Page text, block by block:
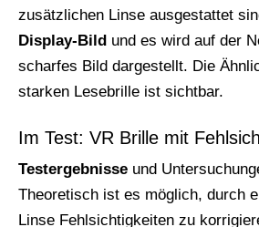
zusätzlichen Linse ausgestattet
Display-Bild und es wird auf der
scharfes Bild dargestellt. Die
starken Lesebrille ist sichtbar.
Im Test: VR Brille mit
Testergebnisse und
Theoretisch ist es möglich, durch
Linse Fehlsichtigkeiten zu